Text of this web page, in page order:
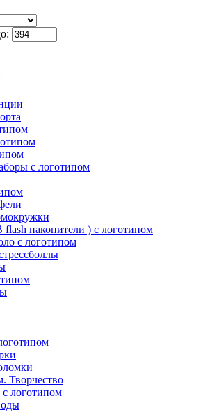
с логотипом
накопители ) с логотипом
с логотипом
Творчество
логотипом